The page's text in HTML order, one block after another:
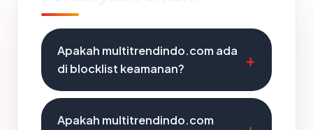
Apakah multitrendindo.com ada
di blocklist keamanan?
Apakah multitrendindo.com